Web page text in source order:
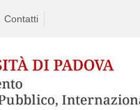
Contatti